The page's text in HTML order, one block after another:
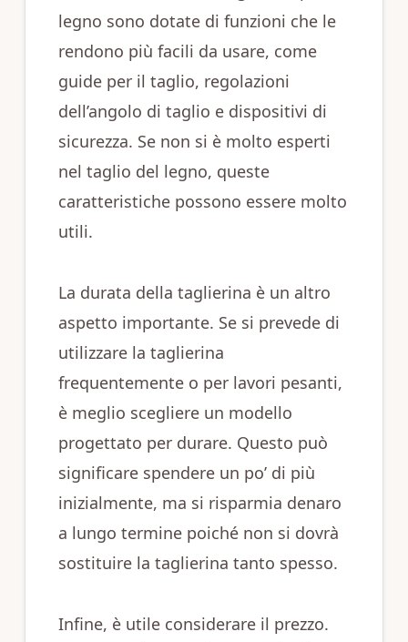
legno sono dotate di funzioni che le
rendono più facili da usare, come
guide per il taglio, regolazioni
dell’angolo di taglio e dispositivi di
sicurezza. Se non si è molto esperti
nel taglio del legno, queste
caratteristiche possono essere molto
utili.
La durata della taglierina è un altro
aspetto importante. Se si prevede di
utilizzare la taglierina
frequentemente o per lavori pesanti,
è meglio scegliere un modello
progettato per durare. Questo può
significare spendere un po’ di più
inizialmente, ma si risparmia denaro
a lungo termine poiché non si dovrà
sostituire la taglierina tanto spesso.
Infine, è utile considerare il prezzo.